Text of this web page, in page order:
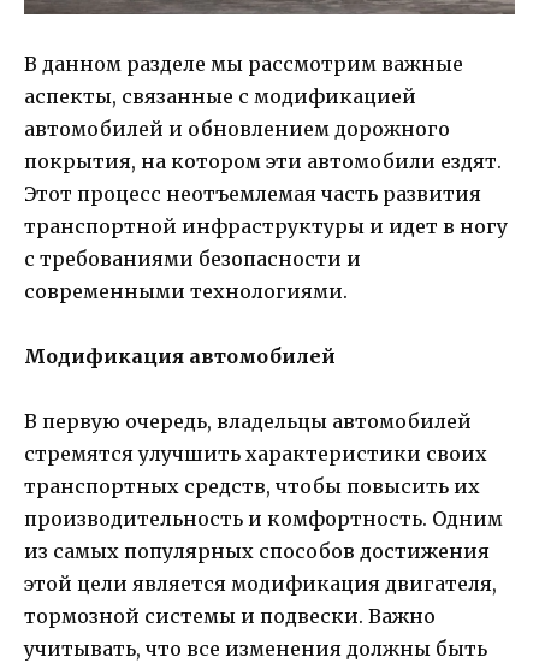
В данном разделе мы рассмотрим важные
аспекты, связанные с модификацией
автомобилей и обновлением дорожного
покрытия, на котором эти автомобили ездят.
Этот процесс неотъемлемая часть развития
транспортной инфраструктуры и идет в ногу
с требованиями безопасности и
современными технологиями.
Модификация автомобилей
В первую очередь, владельцы автомобилей
стремятся улучшить характеристики своих
транспортных средств, чтобы повысить их
производительность и комфортность. Одним
из самых популярных способов достижения
этой цели является модификация двигателя,
тормозной системы и подвески. Важно
учитывать, что все изменения должны быть